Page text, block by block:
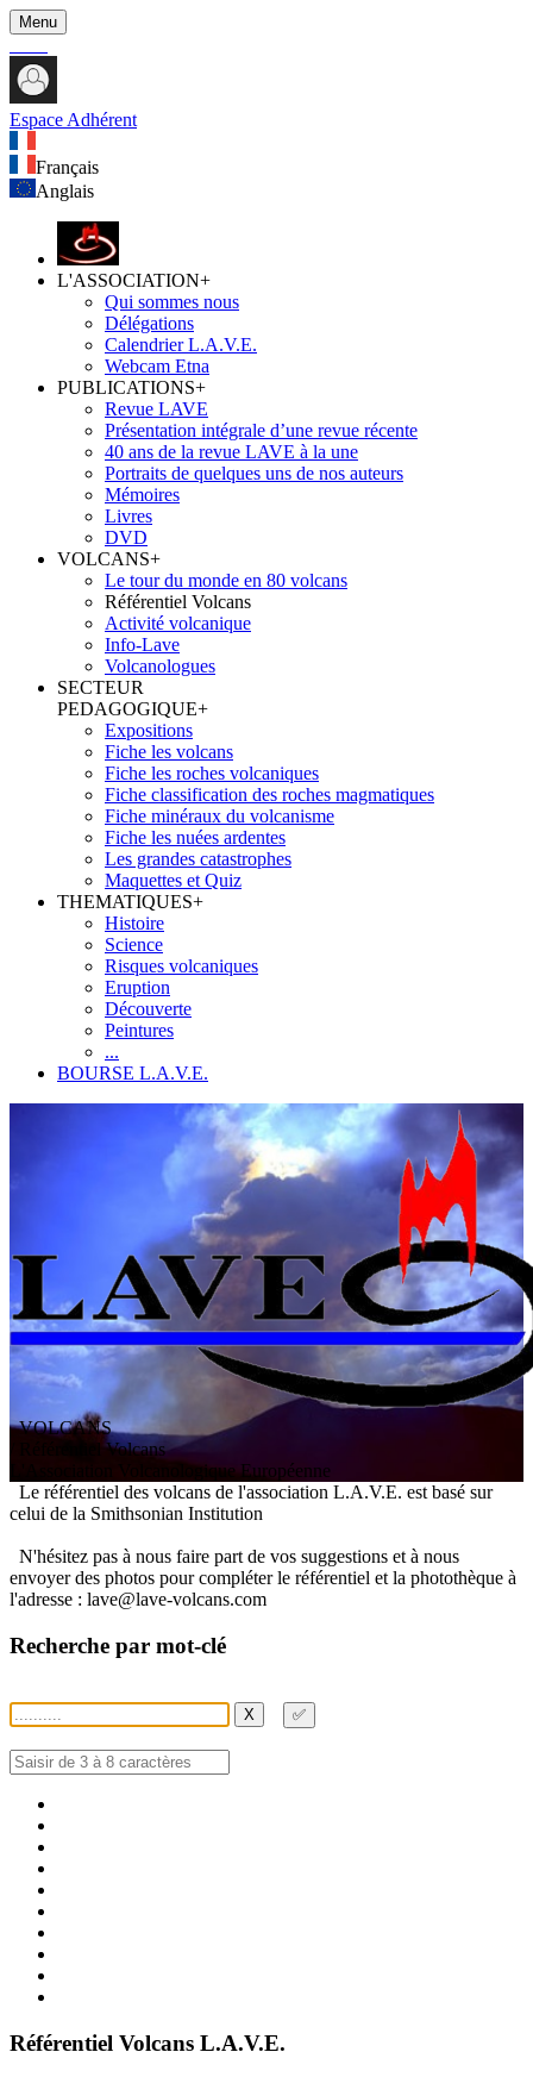
Menu
Espace Adhérent
Français
Anglais
L'ASSOCIATION+
Qui sommes nous
Délégations
Calendrier L.A.V.E.
Webcam Etna
PUBLICATIONS+
Revue LAVE
Présentation intégrale d’une revue récente
40 ans de la revue LAVE à la une
Portraits de quelques uns de nos auteurs
Mémoires
Livres
DVD
VOLCANS+
Le tour du monde en 80 volcans
Référentiel Volcans
Activité volcanique
Info-Lave
Volcanologues
SECTEUR
PEDAGOGIQUE+
Expositions
Fiche les volcans
Fiche les roches volcaniques
Fiche classification des roches magmatiques
Fiche minéraux du volcanisme
Fiche les nuées ardentes
Les grandes catastrophes
Maquettes et Quiz
THEMATIQUES+
Histoire
Science
Risques volcaniques
Eruption
Découverte
Peintures
...
BOURSE L.A.V.E.
VOLCANS
/ Référentiel Volcans
ssociation V olcanologiqueEuropéenne
Le référentiel des volcans de l'association L.A.V.E. est basé sur
celui de la Smithsonian Institution
N'hésitez pas à nous faire part de vos suggestions et à nous
envoyer des photos pour compléter le référentiel et la photothèque à
l'adresse : lave@lave-volcans.com
Recherche par mot-clé
X ✅
Référentiel Volcans L.A.V.E.